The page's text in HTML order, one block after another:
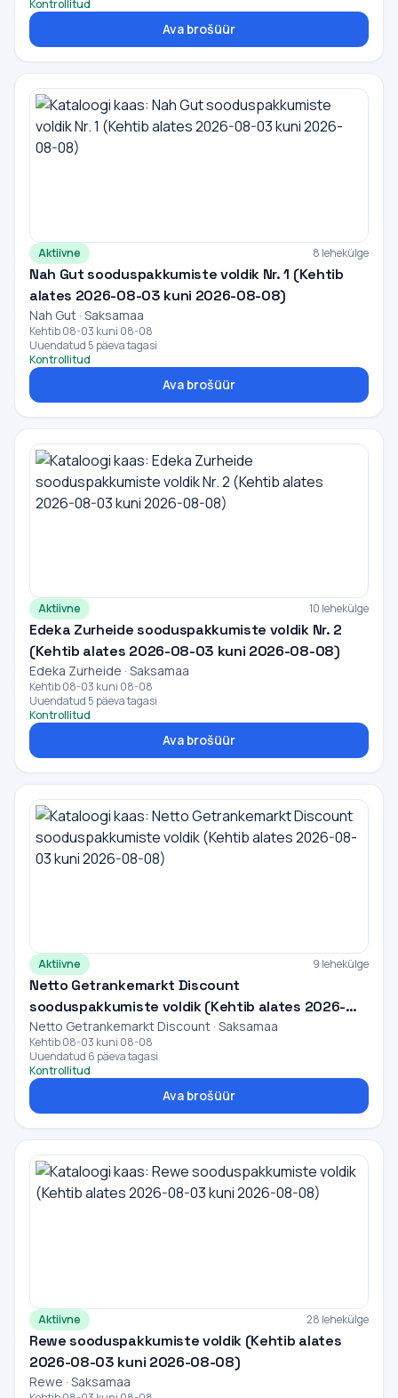
Kontrollitud
Ava brošüür
Aktiivne 8 lehekülge
Nah Gut sooduspakkumiste voldik Nr. 1 (Kehtib
alates 2026-08-03 kuni 2026-08-08)
Nah Gut · Saksamaa
Kehtib 08-03 kuni 08-08
Uuendatud 5 päeva tagasi
Kontrollitud
Ava brošüür
Aktiivne 10 lehekülge
Edeka Zurheide sooduspakkumiste voldik Nr. 2
(Kehtib alates 2026-08-03 kuni 2026-08-08)
Edeka Zurheide · Saksamaa
Kehtib 08-03 kuni 08-08
Uuendatud 5 päeva tagasi
Kontrollitud
Ava brošüür
Aktiivne 9 lehekülge
Netto Getrankemarkt Discount
sooduspakkumiste voldik (Kehtib alates 2026-
08-03 kuni 2026-08-08)
Netto Getrankemarkt Discount · Saksamaa
Kehtib 08-03 kuni 08-08
Uuendatud 6 päeva tagasi
Kontrollitud
Ava brošüür
Aktiivne 28 lehekülge
Rewe sooduspakkumiste voldik (Kehtib alates
2026-08-03 kuni 2026-08-08)
Rewe · Saksamaa